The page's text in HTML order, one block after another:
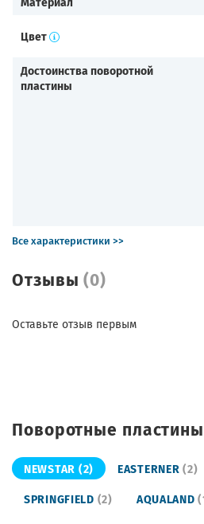
Отзывы(0)
Оставьте отзыв первым
Цвет
Достоинства поворотной
пластины
Все характеристики >>
Поворотные
NEWSTAR (2) EASTERNER(2)
SPRINGFIELD (2) AQUALAND